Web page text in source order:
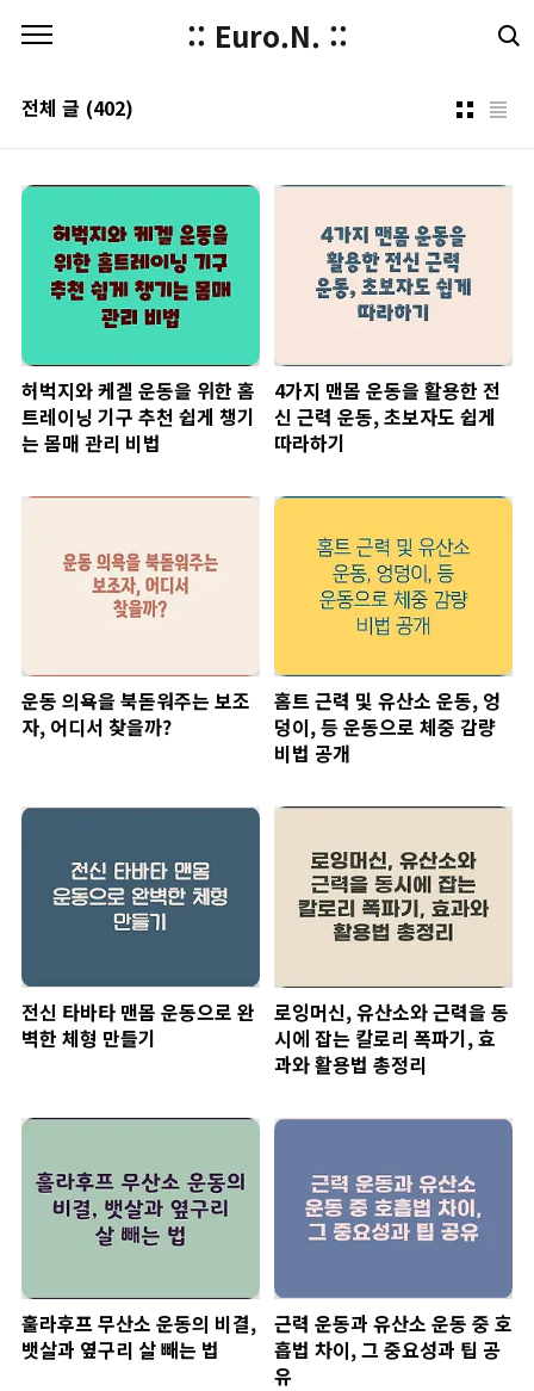
:: Euro.N. ::
전체 글 (402)
허벅지와 케겔 운동을 위한 홈
트레이닝 기구 추천 쉽게 챙기
는 몸매 관리 비법
4가지 맨몸 운동을 활용한 전
신 근력 운동, 초보자도 쉽게
따라하기
운동 의욕을 북돋워주는 보조
자, 어디서 찾을까?
홈트 근력 및 유산소 운동, 엉
덩이, 등 운동으로 체중 감량
비법 공개
전신 타바타 맨몸 운동으로 완
벽한 체형 만들기
로잉머신, 유산소와 근력을 동
시에 잡는 칼로리 폭파기, 효
과와 활용법 총정리
훌라후프 무산소 운동의 비결,
뱃살과 옆구리 살 빼는 법
근력 운동과 유산소 운동 중 호
흡법 차이, 그 중요성과 팁 공
유